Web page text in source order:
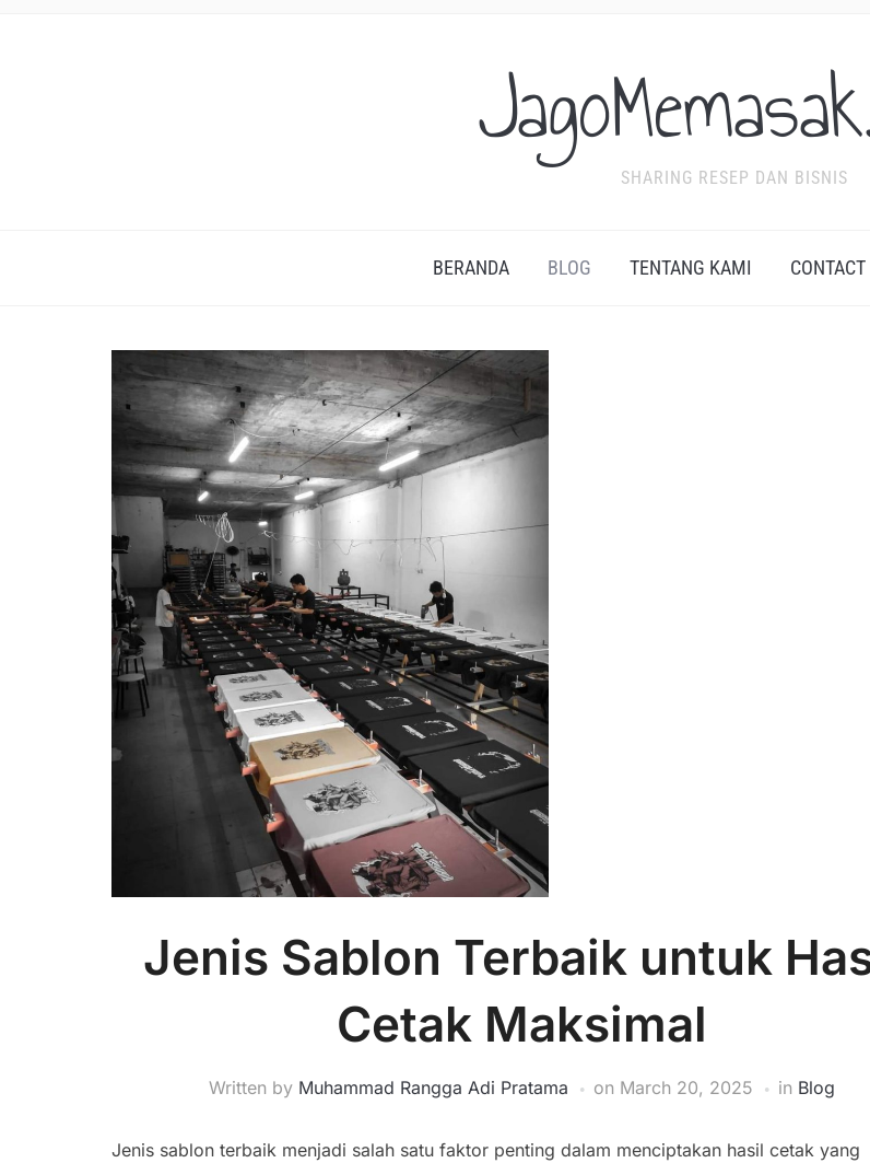
SHARING RESEP DAN BISNIS
BERANDA BLOG TENTANG KAMI CONTACT
Jenis Sablon Terbaik untuk
Cetak Maksimal
Written by Muhammad Rangga Adi Pratama on March 20, 2025 in Blog
Jenis sablon terbaik menjadi salah satu faktor penting dalam menciptakan hasil cetak yang